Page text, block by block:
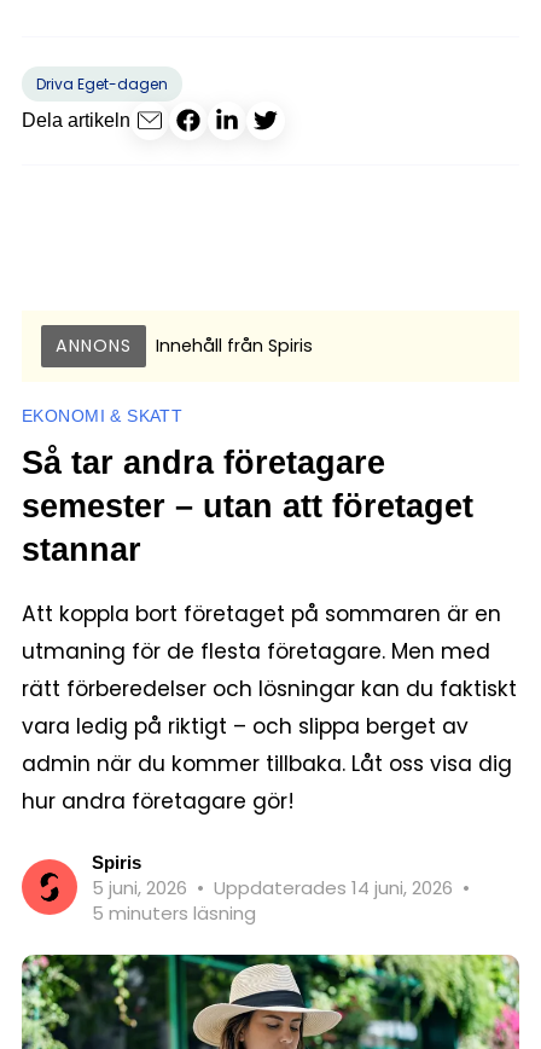
Driva Eget-dagen
Dela artikeln
ANNONS Innehåll från Spiris
EKONOMI & SKATT
Så tar andra företagare
semester – utan att företaget
stannar
Att koppla bort företaget på sommaren är en
utmaning för de flesta företagare. Men med
rätt förberedelser och lösningar kan du faktiskt
vara ledig på riktigt – och slippa berget av
admin när du kommer tillbaka. Låt oss visa dig
hur andra företagare gör!
Spiris
5 juni, 2026 • Uppdaterades 14 juni, 2026 •
5 minuters läsning